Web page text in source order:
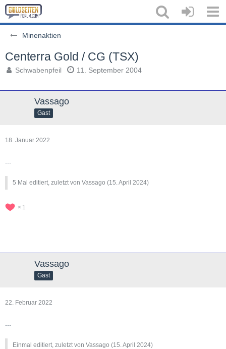
Minenaktien
Centerra Gold / CG (TSX)
Schwabenpfeil 11. September 2004
Vassago
Gast
18. Januar 2022
5 Mal editiert, zuletzt von Vassago (15. April 2024)
1
Vassago
Gast
22. Februar 2022
Einmal editiert, zuletzt von Vassago (15. April 2024)